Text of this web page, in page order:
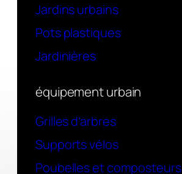
Jardins urbains
Pots plastiques
Jardinières
équipement urbain
Grilles d’arbres
Supports vélos
Poubelles et composteurs